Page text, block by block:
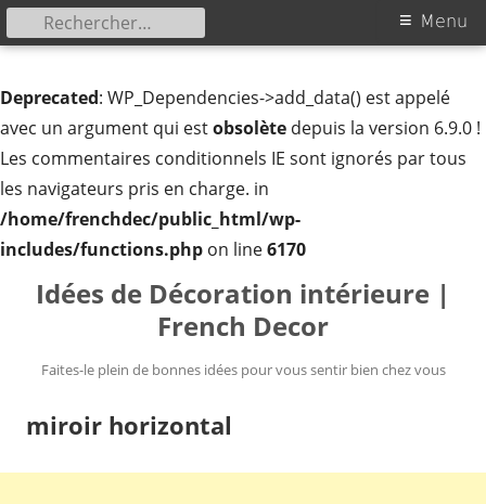
Deprecated: WP_Dependencies->add_data() est appelé
avec un argument qui estobsolète depuis la version 6.9.0 !
Les commentaires conditionnels IE sont ignorés par tous
les navigateurs pris en charge. in
/home/frenchdec/public_html/wp-
includes/functions.php on line6170
Idées de Décoration intérieure |
French Decor
Faites-le plein de bonnes idées pour vous sentir bien chez vous
Menu
Menu
Rechercher :
miroir horizontal